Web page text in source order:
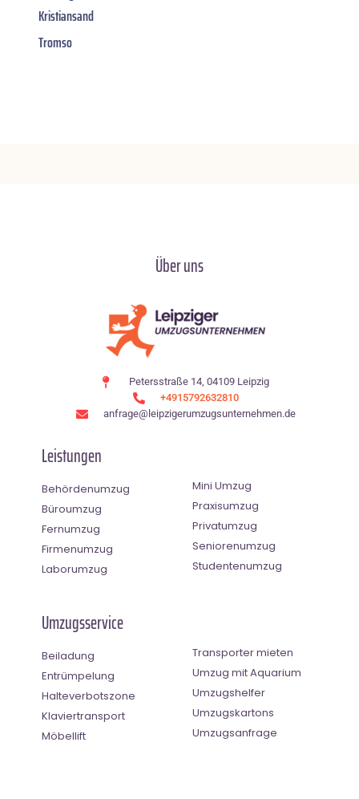
Kristiansand
Tromso
Über uns
Petersstraße 14, 04109 Leipzig
+4915792632810
anfrage@leipzigerumzugsunternehmen.de
Leistungen
Behördenumzug
Büroumzug
Fernumzug
Firmenumzug
Laborumzug
Mini Umzug
Praxisumzug
Privatumzug
Seniorenumzug
Studentenumzug
Umzugsservice
Beiladung
Entrümpelung
Halteverbotszone
Klaviertransport
Möbellift
Transporter mieten
Umzug mit Aquarium
Umzugshelfer
Umzugskartons
Umzugsanfrage